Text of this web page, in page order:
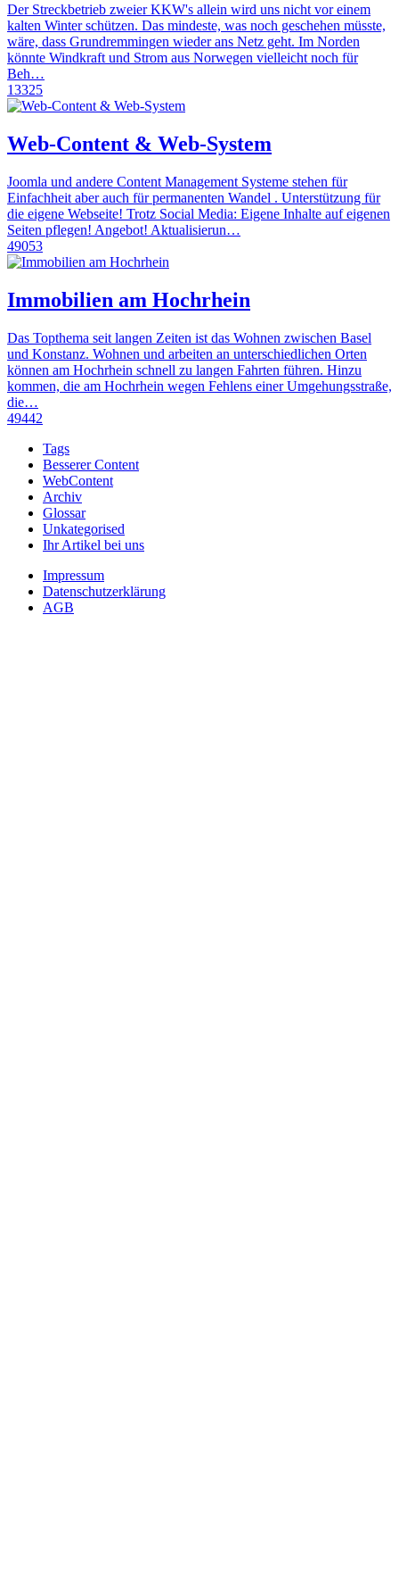
Der Streckbetrieb zweier KKW's allein wird uns nicht vor einem
kalten Winter schützen. Das mindeste, was noch geschehen müsste,
wäre, dass Grundremmingen wieder ans Netz geht. Im Norden
könnte Windkraft und Strom aus Norwegen vielleicht noch für
Beh…
13325
Web-Content & Web-System
Joomla und andere Content Management Systeme stehen für
Einfachheit aber auch für permanenten Wandel . Unterstützung für
die eigene Webseite! Trotz Social Media: Eigene Inhalte auf eigenen
Seiten pflegen! Angebot! Aktualisierun…
49053
Immobilien am Hochrhein
Das Topthema seit langen Zeiten ist das Wohnen zwischen Basel
und Konstanz. Wohnen und arbeiten an unterschiedlichen Orten
können am Hochrhein schnell zu langen Fahrten führen. Hinzu
kommen, die am Hochrhein wegen Fehlens einer Umgehungsstraße,
die…
49442
Tags
Besserer Content
WebContent
Archiv
Glossar
Unkategorised
Ihr Artikel bei uns
Impressum
Datenschutzerklärung
AGB